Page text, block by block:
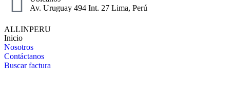
Av. Uruguay 494 Int. 27 Lima, Perú
ALLINPERU
Inicio
Nosotros
Contáctanos
Buscar factura